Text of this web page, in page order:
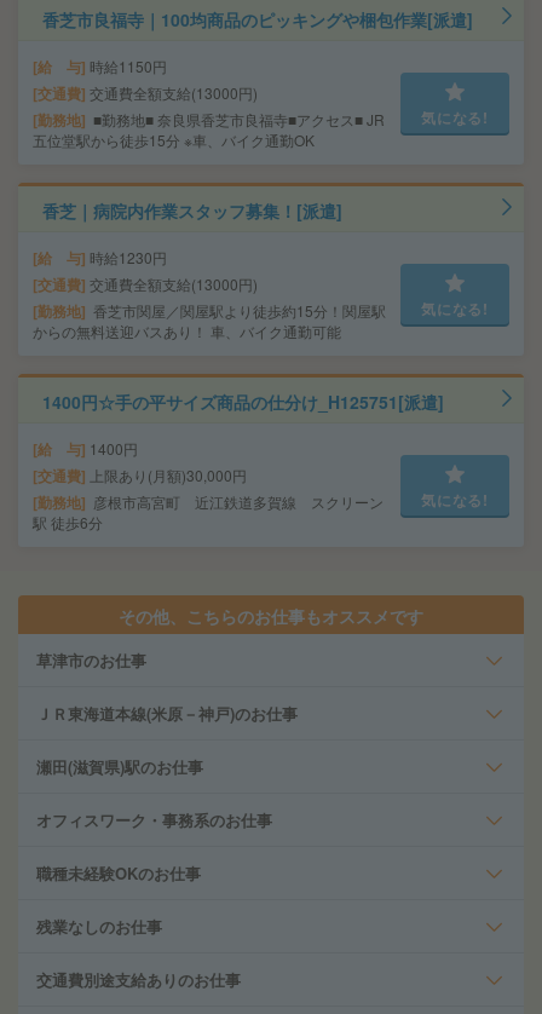
香芝市良福寺｜100均商品のピッキングや梱包作業[派遣]
給 与 時給1150円
交通費 交通費全額支給(13000円)
勤務地
■勤務地■ 奈良県香芝市良福寺■アクセス■ JR
五位堂駅から徒歩15分 ※車、バイク通勤OK
気になる!
香芝｜病院内作業スタッフ募集！[派遣]
給 与 時給1230円
交通費 交通費全額支給(13000円)
勤務地 香芝市関屋／関屋駅より徒歩約15分！関屋駅
からの無料送迎バスあり！ 車、バイク通勤可能
気になる!
1400円☆手の平サイズ商品の仕分け_H125751[派遣]
給 与 1400円
交通費 上限あり(月額)30,000円
勤務地
彦根市高宮町 近江鉄道多賀線 スクリーン
駅 徒歩6分
気になる!
その他、こちらのお仕事もオススメです
草津市のお仕事
ＪＲ東海道本線(米原－神戸)のお仕事
瀬田(滋賀県)駅のお仕事
オフィスワーク・事務系のお仕事
職種未経験OKのお仕事
残業なしのお仕事
交通費別途支給ありのお仕事